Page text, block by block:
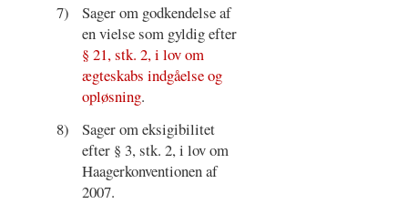
7)
Sager om godkendelse af
en vielse som gyldig efter
§ 21, stk. 2, i lov om
ægteskabs indgåelse og
opløsning.
8)
Sager om eksigibilitet
efter § 3, stk. 2, i lov om
Haagerkonventionen af
2007.